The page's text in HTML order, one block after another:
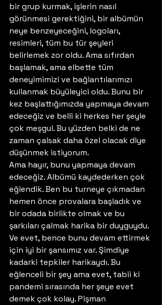
bir grup kurmak, işlerin nasıl
görünmesi gerektiğini, bir albümün
neye benzeyeceğini, logoları,
resimleri, tüm bu tür şeyleri
belirlemek zor oldu. Ama sıfırdan
başlamak, ama elbette tüm
deneyimimizi ve bağlantılarımızı
kullanmak büyüleyici oldu. Bunu bir
kez başlattığımızda yapmaya devam
edeceğiz ve belli ki herkes her şeyle
çok meşgul. Bu yüzden belki de ne
zaman çalsak daha özel olacak diye
düşünmek istiyorum.
Ama hayır, bunu yapmaya devam
edeceğiz. Albümü kaydederken çok
eğlendik. Ben bu turneye çıkmadan
hemen önce provalara başladık ve
bir odada birlikte olmak ve bu
şarkıları çalmak harika bir duyguydu.
Ve evet, bence bunu devam ettirmek
için iyi bir şansımız var. Şimdiye
kadarki tepkiler harikaydı. Bu
eğlenceli bir şey ama evet, tabii ki
pandemi sırasında her şeye evet
demek çok kolay. Pişman